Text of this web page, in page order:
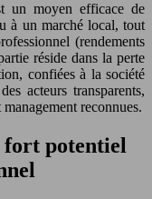
un moyen efficace de
à un marché local, tout
(rendements
réside dans la perte
confiées à la société
acteurs transparents,
management reconnues.
fort potentiel